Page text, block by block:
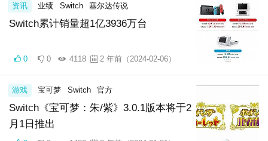
Switch累计销量超1亿3936万台
资讯 业绩 Switch 塞尔达传说
0 0 4118 2 年前（2024-02-06）
Switch《宝可梦：朱/紫》3.0.1版本将于2
月1日推出
游戏 宝可梦 Switch 官方